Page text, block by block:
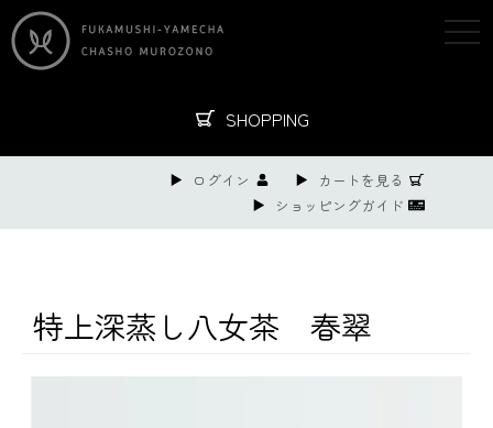
SHOPPING
ログイン
カートを見る
ショッピングガイド
特上深蒸し八女茶 春翠